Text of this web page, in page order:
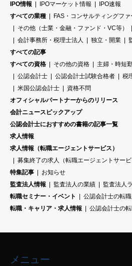
IPO情報 IPOマーケット情報
IPO速報
すべての業種
FAS・コンサルティングファ
その他（士業・金融・ファンド・VC等）
会計事務所・税理士法人
独立・開業
すべての記事
すべての資格
その他の資格
主婦・時短
公認会計士
公認会計士試験合格者 税
米国公認会計士
資格不問
オフィシャルパートナーからのリリース
会計ニュースピックアップ
公認会計士におすすめの書籍の記事一覧
求人情報
求人情報（転職エージェントサービス）
募集終了の求人（転職エージェントサービ
特集記事
お知らせ
監査法人情報
監査法人の業績
監査法人
転職セミナー・イベント
公認会計士の転
転職・キャリア・求人情報
公認会計士の
メニュー